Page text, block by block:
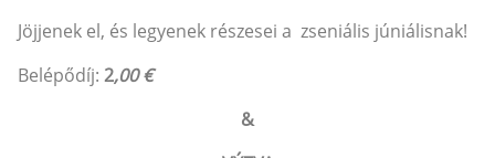
Jöjjenek el, és legyenek részesei a zseniális júniálisnak!
Belépődíj: 2,00 €
&